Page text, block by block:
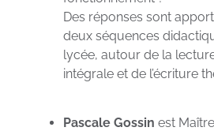
Des réponses sont
deux séquences
lycée, autour de la
intégrale et de l’écriture
Pascale Gossin est